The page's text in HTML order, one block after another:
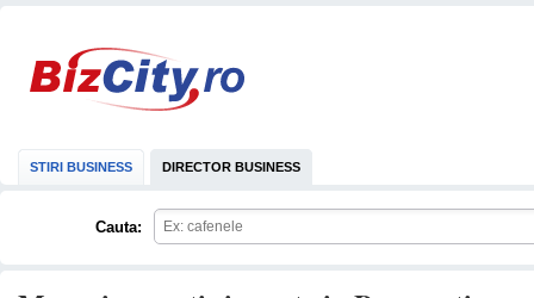
STIRI BUSINESS DIRECTOR BUSINESS
Cauta: